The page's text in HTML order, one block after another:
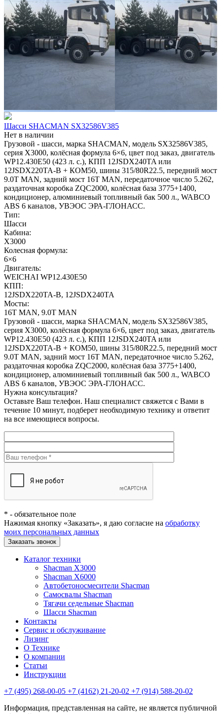
Шасси SHACMAN SX32586V385
Нет в наличии
Грузовой - шасси, марка SHACMAN, модель SX32586V385,
серия X3000, колёсная формула 6×6, цвет под заказ, двигатель
WP12.430E50 (423 л. с.), КПП 12JSDX240TA или
12JSDX220TA-B + КОМ50, шины 315/80R22.5, передний мост
9.0T MAN, задний мост 16T MAN, передаточное число 5.262,
раздаточная коробка ZQC2000, колёсная база 3775+1400,
кондиционер, алюминиевый топливный бак 500 л., WABCO
ABS 6 каналов, УВЭОС ЭРА-ГЛОНАСС.
Тип:
Шасси
Кабина:
X3000
Колесная формула:
6×6
Двигатель:
WEICHAI WP12.430E50
КПП:
12JSDX220TA-B, 12JSDX240TA
Мосты:
16T MAN, 9.0T MAN
Грузовой - шасси, марка SHACMAN, модель SX32586V385,
серия X3000, колёсная формула 6×6, цвет под заказ, двигатель
WP12.430E50 (423 л. с.), КПП 12JSDX240TA или
12JSDX220TA-B + КОМ50, шины 315/80R22.5, передний мост
9.0T MAN, задний мост 16T MAN, передаточное число 5.262,
раздаточная коробка ZQC2000, колёсная база 3775+1400,
кондиционер, алюминиевый топливный бак 500 л., WABCO
ABS 6 каналов, УВЭОС ЭРА-ГЛОНАСС.
Нужна консультация?
Оставьте Ваш телефон. Наш специалист свяжется с Вами в
течение 10 минут, подберет необходимую технику и ответит
на все имеющиеся вопросы.
* - обязательное поле
Нажимая кнопку «Заказать», я даю согласие на обработку
моих персональных данных
Заказать звонок
Каталог техники
Shacman X3000
Shacman X6000
Автобетоносмесители Shacman
Самосвалы Shacman
Тягачи седельные Shacman
Шасси Shacman
Контакты
Сервис и обслуживание
Лизинг
О Технике
О компании
Статьи
Инструкции
+7 (495) 268-00-05 +7 (4162) 21-20-02 +7 (914) 588-20-02
Информация, представленная на сайте, не является публичной